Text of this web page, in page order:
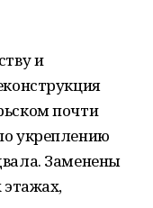
и
почти
укреплению
Заменены
этажах,